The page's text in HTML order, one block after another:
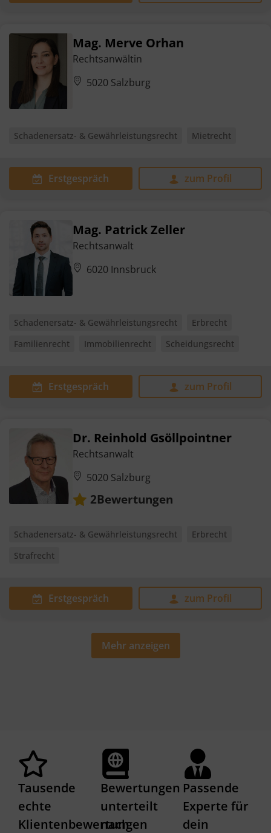
Mag. Merve Orhan
Rechtsanwältin
5020 Salzburg
Schadenersatz- & Gewährleistungsrecht Mietrecht
Erstgespräch zum Profil
Mag. Patrick Zeller
Rechtsanwalt
6020 Innsbruck
Schadenersatz- & Gewährleistungsrecht
Erbrecht
Familienrecht
Immobilienrecht Scheidungsrecht
Erstgespräch zum Profil
Dr. Reinhold Gsöllpointner
Rechtsanwalt
5020 Salzburg
2Bewertungen
Schadenersatz- & Gewährleistungsrecht
Erbrecht
Strafrecht
Erstgespräch zum Profil
Mehr anzeigen
Tausende
echte
Klientenbewertungen
Bewertungen
unterteilt
nach
Passende
Experte für
dein